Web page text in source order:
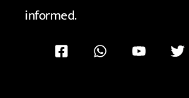
informed.